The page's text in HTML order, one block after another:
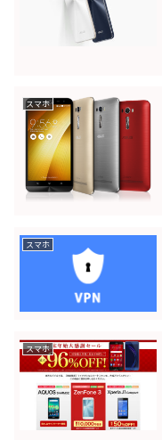
スマホ
スマホ
スマホ